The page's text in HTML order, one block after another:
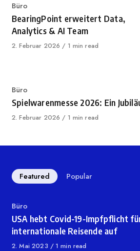
Category
Büro
BearingPoint erweitert Data,
Analytics & AI Team
Published
2. Februar 2026 1 min read
Category
Büro
Spielwarenmesse 2026: Ein
Published
2. Februar 2026 1 min read
Featured Popular
Category
Büro
USA hebt Covid-19-Impfpflicht
internationale Reisende auf
Published
2. Mai 2023 1 min read